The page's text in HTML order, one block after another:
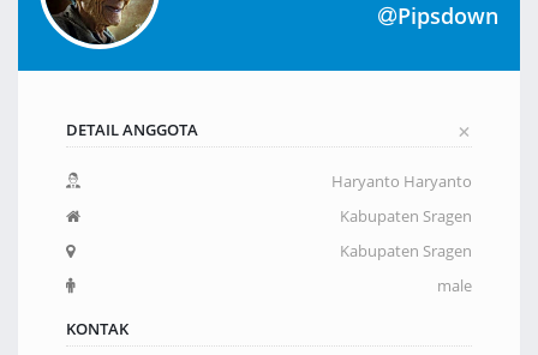
Pipsdown
DETAIL ANGGOTA +
Haryanto Haryanto
Kabupaten Sragen
Kabupaten Sragen
male
KONTAK